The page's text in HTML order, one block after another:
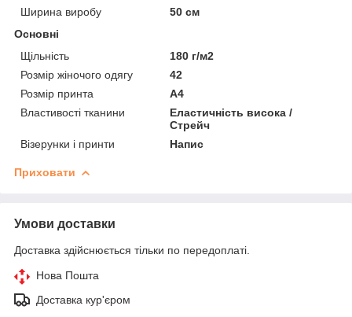
Ширина виробу
50 см
Основні
Щільність
180 г/м2
Розмір жіночого одягу
42
Розмір принта
А4
Властивості тканини
Еластичність висока /
Стрейч
Візерунки і принти
Напис
Приховати
Умови доставки
Доставка здійснюється тільки по передоплаті.
Нова Пошта
Доставка кур'єром